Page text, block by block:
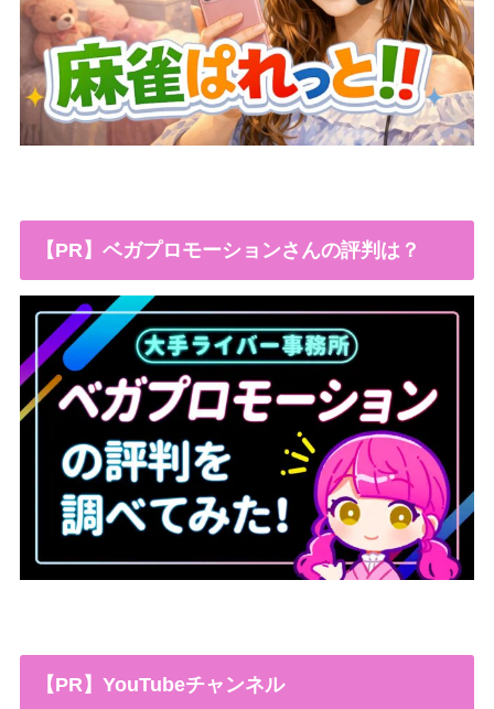
【PR】ベガプロモーションさんの評判は？
【PR】YouTubeチャンネル